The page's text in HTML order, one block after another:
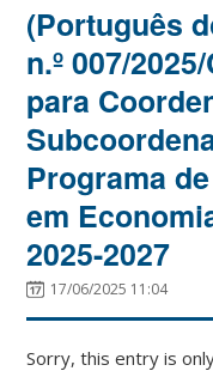
(Português
n.º 007/
para
Programa
em
2025-2027
17/06/2025 11:04
Sorry, this entry is